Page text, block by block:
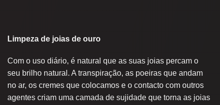
Limpeza de joias de ouro
Com o uso diário, é natural que as suas joias percam o
seu brilho natural. A transpiração, as poeiras que andam
no ar, os cremes que colocamos e o contacto com outros
agentes criam uma camada de sujidade que torna as joias